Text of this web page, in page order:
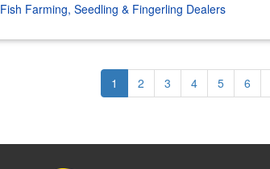
Fish Farming, Seedling & Fingerling Dealers
Current
page
1 Page
2 Page
3 Page
4 Page
5 Page
6